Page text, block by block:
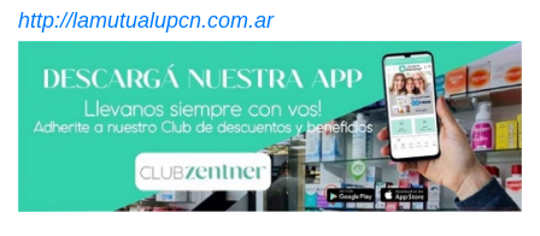
http://lamutualupcn.com.ar